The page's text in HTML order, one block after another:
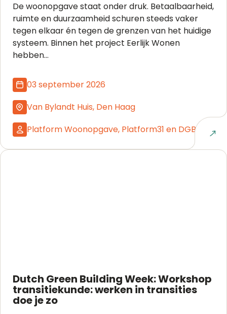
De woonopgave staat onder druk. Betaalbaarheid,
ruimte en duurzaamheid schuren steeds vaker
tegen elkaar én tegen de grenzen van het huidige
systeem. Binnen het project Eerlijk Wonen
hebben...
03 september 2026
Van Bylandt Huis, Den Haag
Platform Woonopgave, Platform31 en DGBC
Naar event
Dutch Green Building Week: Workshop
transitiekunde: werken in transities
doe je zo